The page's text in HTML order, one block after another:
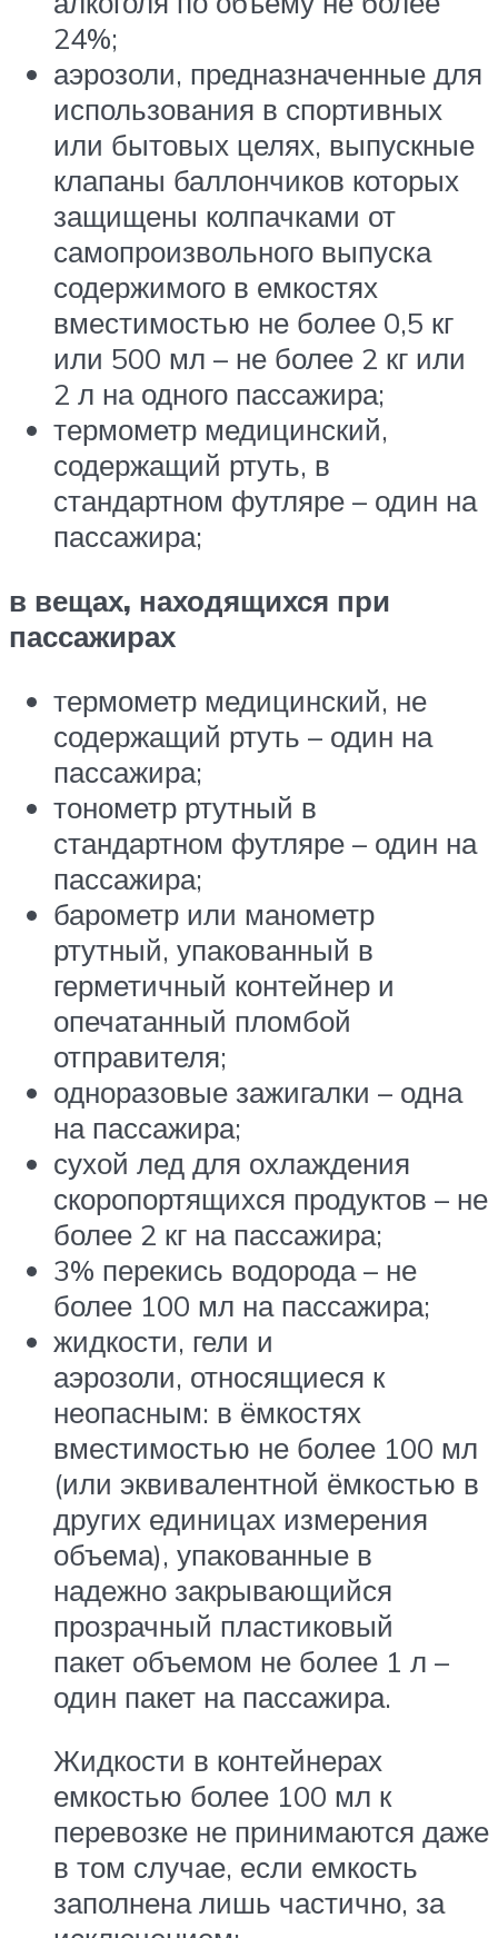
24%;
аэрозоли, предназначенные для
использования в спортивных
или бытовых целях, выпускные
клапаны баллончиков которых
защищены колпачками от
самопроизвольного выпуска
содержимого в емкостях
вместимостью не более 0,5 кг
или 500 мл – не более 2 кг или
2 л на одного пассажира;
термометр медицинский,
содержащий ртуть, в
стандартном футляре – один на
пассажира;
в вещах, находящихся при
пассажирах
термометр медицинский, не
содержащий ртуть – один на
пассажира;
тонометр ртутный в
стандартном футляре – один на
пассажира;
барометр или манометр
ртутный, упакованный в
герметичный контейнер и
опечатанный пломбой
отправителя;
одноразовые зажигалки – одна
на пассажира;
сухой лед для охлаждения
скоропортящихся продуктов – не
более 2 кг на пассажира;
3% перекись водорода – не
более 100 мл на пассажира;
жидкости, гели и
аэрозоли, относящиеся к
неопасным: в ёмкостях
вместимостью не более 100 мл
(или эквивалентной ёмкостью в
других единицах измерения
объема), упакованные в
надежно закрывающийся
прозрачный пластиковый
пакет объемом не более 1 л –
один пакет на пассажира.
Жидкости в контейнерах
емкостью более 100 мл к
перевозке не принимаются даже
в том случае, если емкость
заполнена лишь частично, за